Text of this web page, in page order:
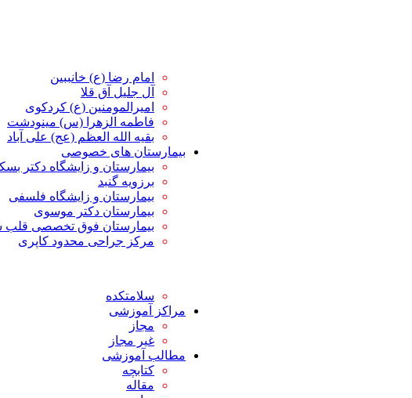
امام رضا (ع) خانببین
آل جلیل آق قلا
امیرالمومنین (ع) کردکوی
فاطمه الزهرا (س) مینودشت
بقیه الله العظم (عج) علی آباد
بیمارستان های خصوصی
بیمارستان و زایشگاه دکتر
برزویه گنبد
بیمارستان و زایشگاه فلسفی
بیمارستان دکتر موسوی
بیمارستان فوق تخصصی قلب
مرکز جراحی محدود کاپری
سلامتکده
مراکز آموزشی
مجاز
غیر مجاز
مطالب آموزشی
کتابچه
مقاله